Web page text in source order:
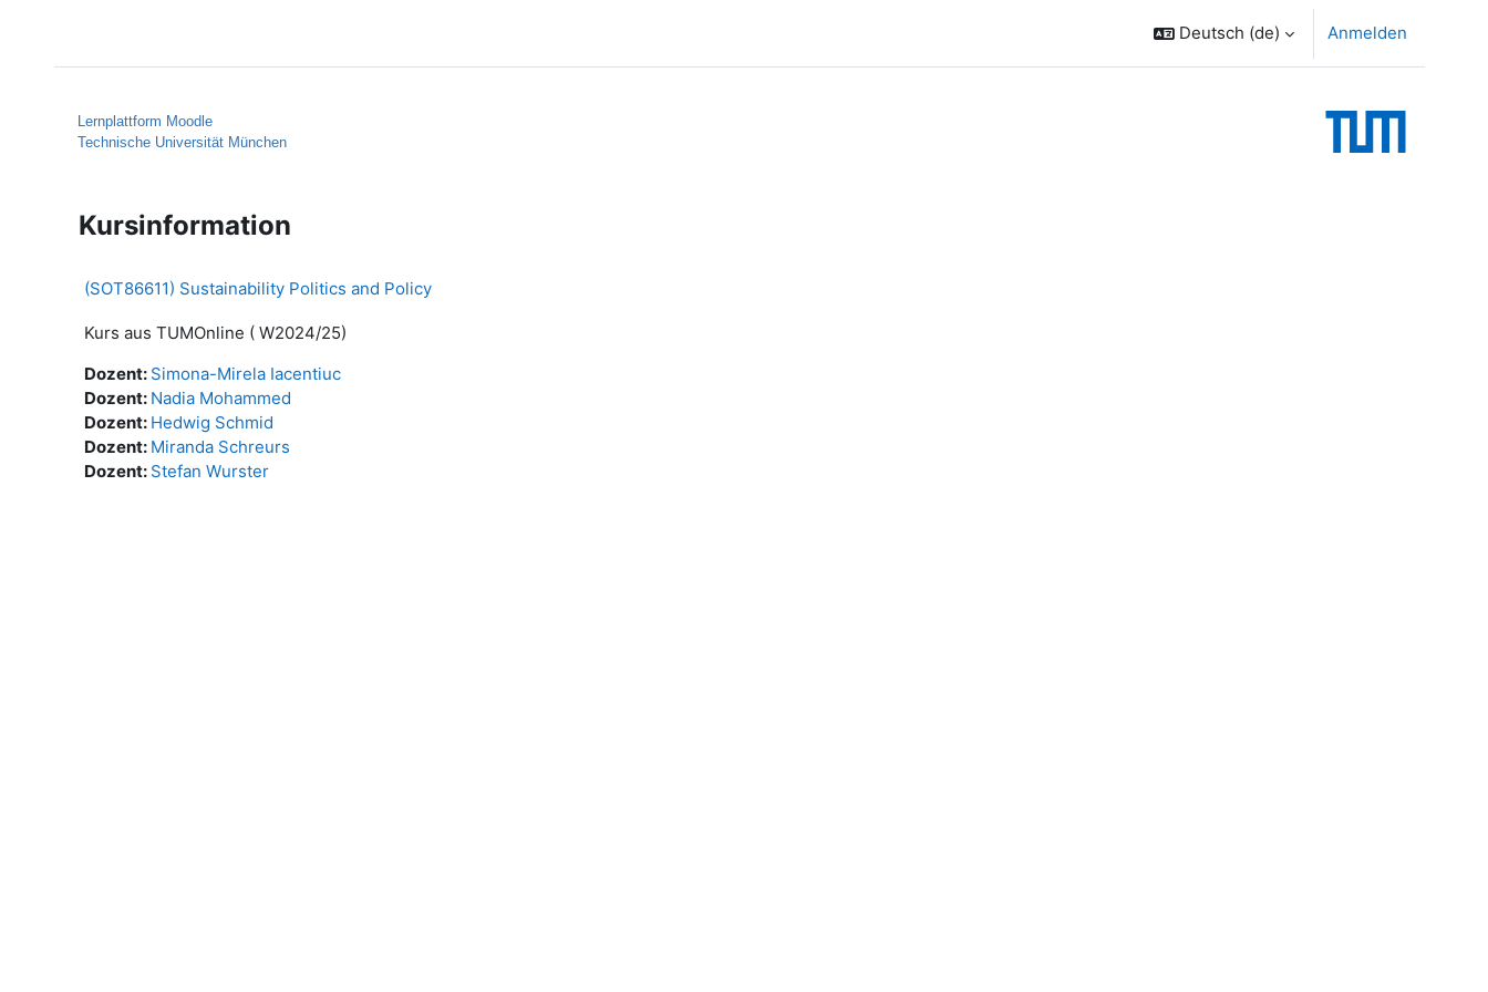
Deutsch ‎(de)‎ Anmelden
Lernplattform Moodle
Technische Universität München
Kursinformation
(SOT86611) Sustainability Politics and Policy
Kurs aus TUMOnline ( W2024/25)
Dozent: Simona-Mirela Iacentiuc
Dozent: Nadia Mohammed
Dozent: Hedwig Schmid
Dozent: Miranda Schreurs
Dozent: Stefan Wurster